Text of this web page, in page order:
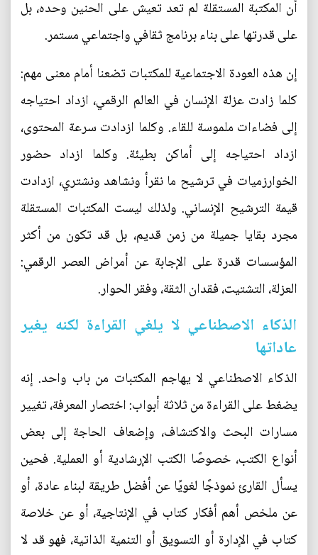
أن المكتبة المستقلة لم تعد تعيش على الحنين وحده، بل
على قدرتها على بناء برنامج ثقافي واجتماعي مستمر.
إن هذه العودة الاجتماعية للمكتبات تضعنا أمام معنى مهم:
كلما زادت عزلة الإنسان في العالم الرقمي، ازداد احتياجه
إلى فضاءات ملموسة للقاء. وكلما ازدادت سرعة المحتوى،
ازداد احتياجه إلى أماكن بطيئة. وكلما ازداد حضور
الخوارزميات في ترشيح ما نقرأ ونشاهد ونشتري، ازدادت
قيمة الترشيح الإنساني. ولذلك ليست المكتبات المستقلة
مجرد بقايا جميلة من زمن قديم، بل قد تكون من أكثر
المؤسسات قدرة على الإجابة عن أمراض العصر الرقمي:
العزلة، التشتيت، فقدان الثقة، وفقر الحوار.
الذكاء الاصطناعي لا يلغي القراءة لكنه يغير
عاداتها
الذكاء الاصطناعي لا يهاجم المكتبات من باب واحد. إنه
يضغط على القراءة من ثلاثة أبواب: اختصار المعرفة، تغيير
مسارات البحث والاكتشاف، وإضعاف الحاجة إلى بعض
أنواع الكتب، خصوصًا الكتب الإرشادية أو العملية. فحين
يسأل القارئ نموذجًا لغويًا عن أفضل طريقة لبناء عادة، أو
عن ملخص أهم أفكار كتاب في الإنتاجية، أو عن خلاصة
كتاب في الإدارة أو التسويق أو التنمية الذاتية، فهو قد لا